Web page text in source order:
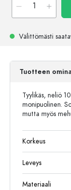
Välittömästi
Tuotteen
Tyylikäs, neliö
monipuolinen.
mutta myös
Korkeus
Leveys
Materiaali